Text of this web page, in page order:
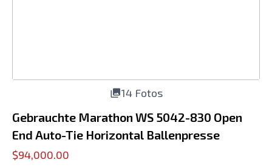
14 Fotos
Gebrauchte Marathon WS 5042-830 Open
End Auto-Tie Horizontal Ballenpresse
$94,000.00